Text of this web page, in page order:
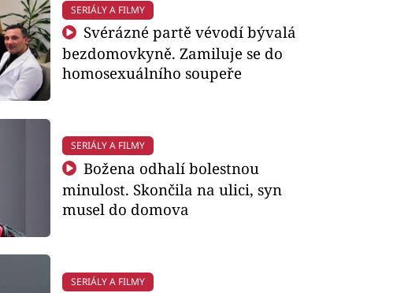
SERIÁLY A FILMY
Svérázné partě vévodí bývalá
bezdomovkyně. Zamiluje se do
homosexuálního soupeře
SERIÁLY A FILMY
Božena odhalí bolestnou
minulost. Skončila na ulici, syn
musel do domova
SERIÁLY A FILMY